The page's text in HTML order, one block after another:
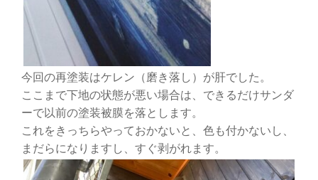
今回の再塗装はケレン（磨き落し）が肝でした。
ここまで下地の状態が悪い場合は、できるだけサンダ
ーで以前の塗装被膜を落とします。
これをきっちらやっておかないと、色も付かないし、
まだらになりますし、すぐ剥がれます。